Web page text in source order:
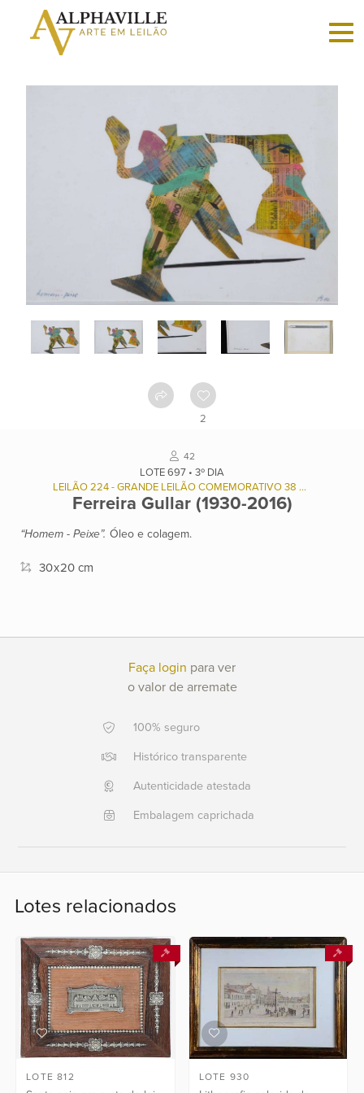
Criar
Faça
login
Home
Vender
Sobre
funciona
Ver
Moeda:
Ajuda?
+55
2553
0791
2554
Fale
conosco
2
42
LOTE 697 • 3º DIA
LEILÃO 224 - GRANDE LEILÃO COMEMORATIVO 38 ANOS ALPHAVILLE
Ferreira Gullar (1930-2016)
“Homem - Peixe”. Óleo e colagem.
30x20 cm
Faça login para ver
o valor de arremate
100% seguro
Histórico transparente
Autenticidade atestada
Embalagem caprichada
Lotes relacionados
LOTE 812 LOTE 930